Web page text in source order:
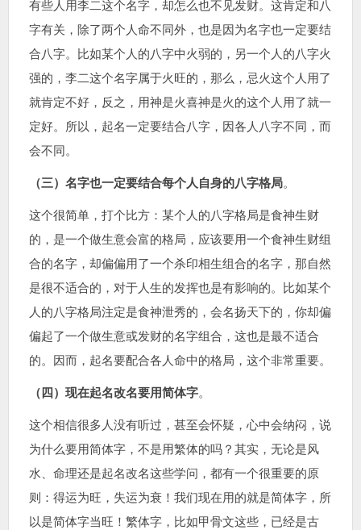
有些人用李二这个名字，却怎么也不见发财。这肯定和八
字有关，除了两个人命不同外，也是因为名字也一定要结
合八字。比如某个人的八字中火弱的，另一个人的八字火
强的，李二这个名字属于火旺的，那么，忌火这个人用了
就肯定不好，反之，用神是火喜神是火的这个人用了就一
定好。所以，起名一定要结合八字，因各人八字不同，而
会不同。
（三）名字也一定要结合每个人自身的八字格局。
这个很简单，打个比方：某个人的八字格局是食神生财
的，是一个做生意会富的格局，应该要用一个食神生财组
合的名字，却偏偏用了一个杀印相生组合的名字，那自然
是很不适合的，对于人生的发挥也是有影响的。比如某个
人的八字格局注定是食神泄秀的，会名扬天下的，你却偏
偏起了一个做生意或发财的名字组合，这也是最不适合
的。因而，起名要配合各人命中的格局，这个非常重要。
（四）现在起名改名要用简体字。
这个相信很多人没有听过，甚至会怀疑，心中会纳闷，说
为什么要用简体字，不是用繁体的吗？其实，无论是风
水、命理还是起名改名这些学问，都有一个很重要的原
则：得运为旺，失运为衰！我们现在用的就是简体字，所
以是简体字当旺！繁体字，比如甲骨文这些，已经是古